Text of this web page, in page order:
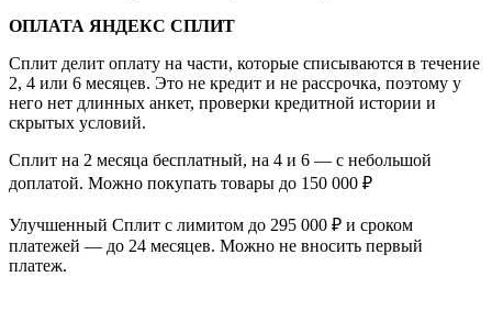
ОПЛАТА ЯНДЕКС СПЛИТ
Сплит делит оплату на части, которые списываются в течение
2, 4 или 6 месяцев. Это не кредит и не рассрочка, поэтому у
него нет длинных анкет, проверки кредитной истории и
скрытых условий.
Сплит на 2 месяца бесплатный, на 4 и 6 — с небольшой
доплатой. Можно покупать товары до 150 000 ₽
Улучшенный Сплит с лимитом до 295 000 ₽ и сроком
платежей — до 24 месяцев. Можно не вносить первый
платеж.